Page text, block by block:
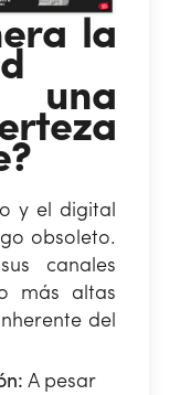
la
una
y el digital
obsoleto.
canales
más altas
del
A pesar